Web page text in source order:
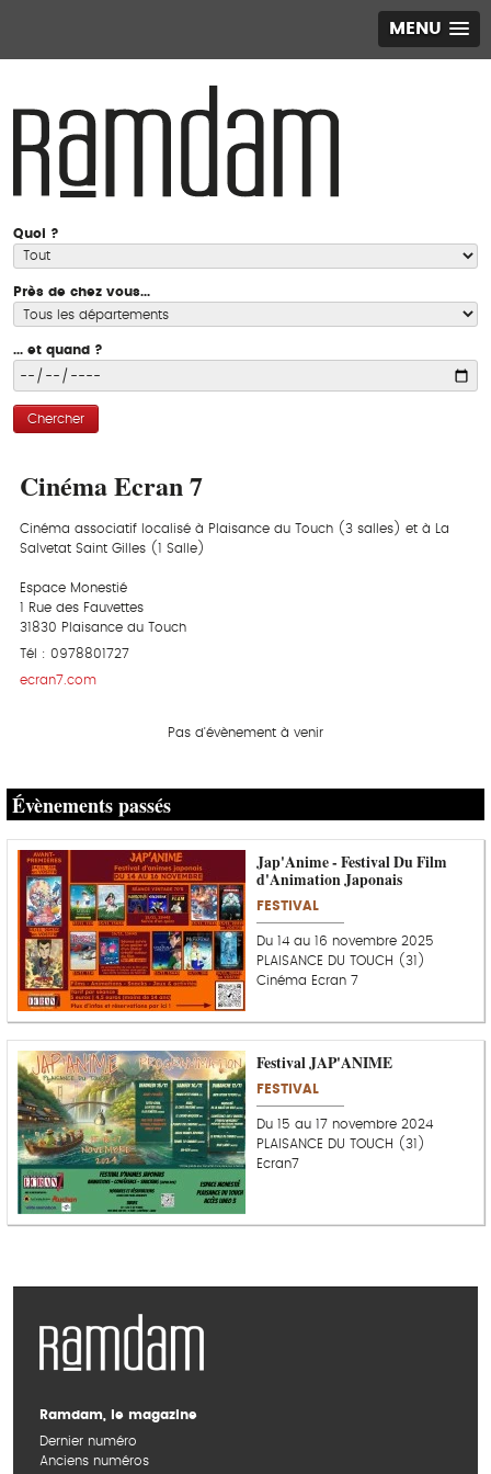
MENU
Quoi ?
Près de chez vous...
... et quand ?
Chercher
Cinéma Ecran 7
Cinéma associatif localisé à Plaisance du Touch (3 salles) et à La
Salvetat Saint Gilles (1 Salle)
Espace Monestié
1 Rue des Fauvettes
31830 Plaisance du Touch
Tél : 0978801727
ecran7.com
Pas d'évènement à venir
Évènements passés
Jap'Anime - Festival Du Film
d'Animation Japonais
FESTIVAL
Du 14 au 16 novembre 2025
PLAISANCE DU TOUCH (31)
Cinéma Ecran 7
Festival JAP'ANIME
FESTIVAL
Du 15 au 17 novembre 2024
PLAISANCE DU TOUCH (31)
Ecran7
Ramdam, le magazine
Dernier numéro
Anciens numéros